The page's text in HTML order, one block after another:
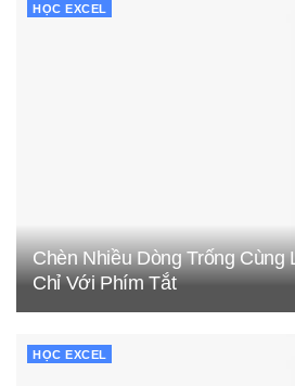
HỌC EXCEL
Chèn Nhiều Dòng Trống Cùng
Chỉ Với Phím Tắt
HỌC EXCEL